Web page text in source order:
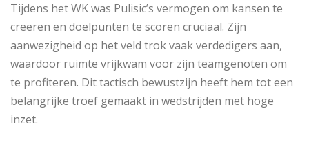
Tijdens het WK was Pulisic’s vermogen om kansen te
creëren en doelpunten te scoren cruciaal. Zijn
aanwezigheid op het veld trok vaak verdedigers aan,
waardoor ruimte vrijkwam voor zijn teamgenoten om
te profiteren. Dit tactisch bewustzijn heeft hem tot een
belangrijke troef gemaakt in wedstrijden met hoge
inzet.